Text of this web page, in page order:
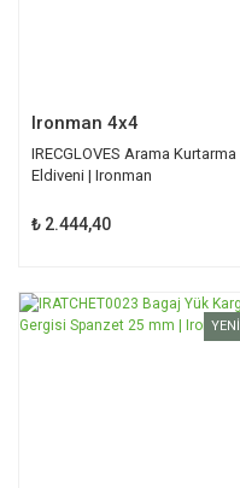
Ironman 4x4
IRECGLOVES Arama Kurtarma
Eldiveni | Ironman
₺ 2.444,40
YENİ